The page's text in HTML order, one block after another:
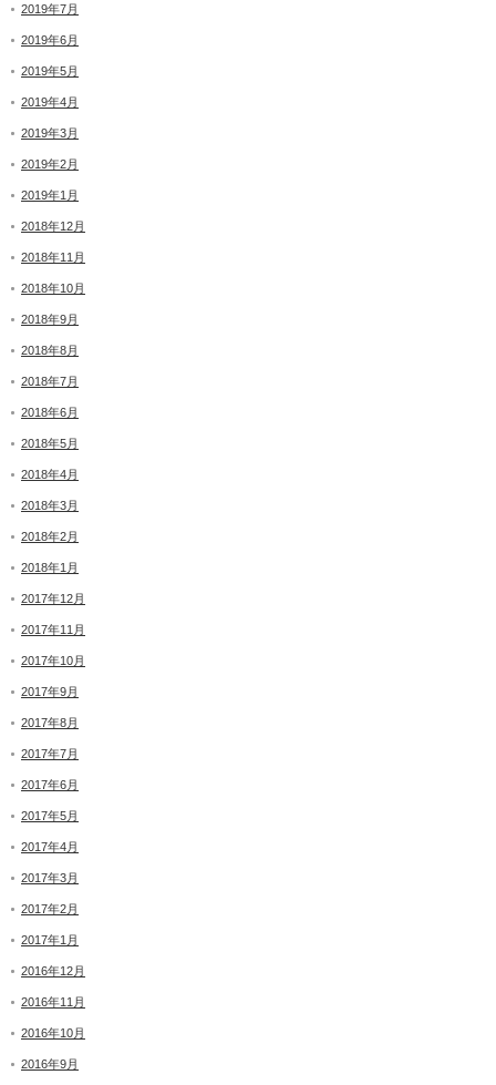
2019年7月
2019年6月
2019年5月
2019年4月
2019年3月
2019年2月
2019年1月
2018年12月
2018年11月
2018年10月
2018年9月
2018年8月
2018年7月
2018年6月
2018年5月
2018年4月
2018年3月
2018年2月
2018年1月
2017年12月
2017年11月
2017年10月
2017年9月
2017年8月
2017年7月
2017年6月
2017年5月
2017年4月
2017年3月
2017年2月
2017年1月
2016年12月
2016年11月
2016年10月
2016年9月